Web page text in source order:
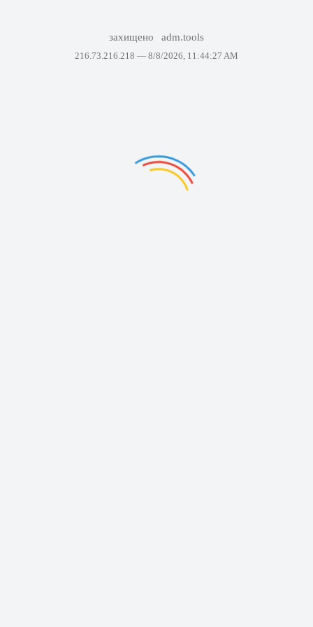
захищено adm.tools
216.73.216.218 — 8/8/2026, 11:44:27 AM